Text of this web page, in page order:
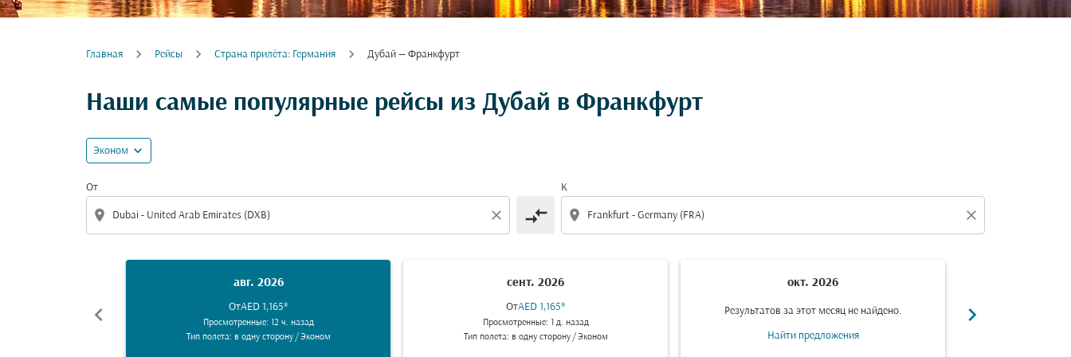
Главная Рейсы Cтрана прилёта: Германия Дубай — Франкфурт
Наши самые популярные рейсы из Дубай в Франкфурт
Эконом expand_more
От
location_on close compare_arrows
К
location_on close
chevron_left
авг. 2026
ОтAED 1,165*
Просмотренные: 12 ч. назад
Тип полета: в одну сторону / Эконом
сент. 2026
ОтAED 1,165*
Просмотренные: 1 д. назад
Тип полета: в одну сторону / Эконом
окт. 2026
Результатов за этот месяц не найдено.
Найти предложения
chevron_right